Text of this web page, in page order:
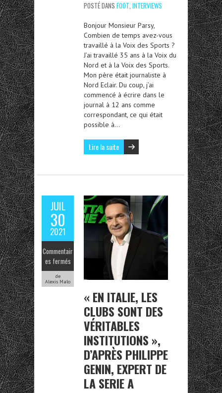
POSTÉ DANS FOOT, INTERVIEWS
Bonjour Monsieur Parsy,
Combien de temps avez-vous
travaillé à la Voix des Sports ?
J’ai travaillé 35 ans à la Voix du
Nord et à la Voix des Sports.
Mon père était journaliste à
Nord Eclair. Du coup, j’ai
commencé à écrire dans le
journal à 12 ans comme
correspondant, ce qui était
possible à…
Lire la suite
JUIL
30
2021
Commentair
es fermés
de
Alexis Malo
« EN ITALIE, LES
CLUBS SONT DES
VÉRITABLES
INSTITUTIONS »,
D’APRÈS PHILIPPE
GENIN, EXPERT DE
LA SERIE A